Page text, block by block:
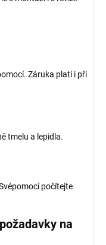
Záruka platí i při
tmelu a lepidla.
počítejte
na